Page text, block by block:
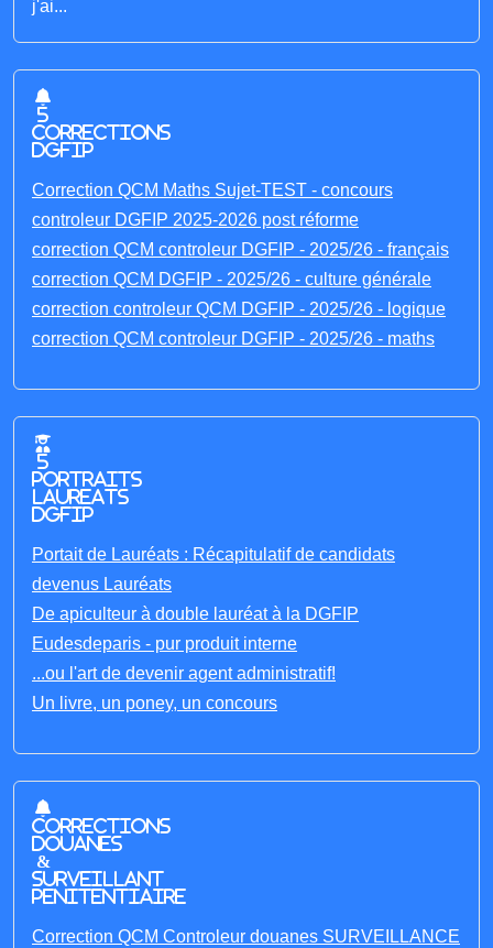
j'ai...
5
corrections
DGFIP
Correction QCM Maths Sujet-TEST - concours
controleur DGFIP 2025-2026 post réforme
correction QCM controleur DGFIP - 2025/26 - français
correction QCM DGFIP - 2025/26 - culture générale
correction controleur QCM DGFIP - 2025/26 - logique
correction QCM controleur DGFIP - 2025/26 - maths
5
portraits
laureats
DGFIP
Portait de Lauréats : Récapitulatif de candidats
devenus Lauréats
De apiculteur à double lauréat à la DGFIP
Eudesdeparis - pur produit interne
...ou l'art de devenir agent administratif!
Un livre, un poney, un concours
Corrections
Douanes
&
Surveillant
penitentiaire
Correction QCM Controleur douanes SURVEILLANCE